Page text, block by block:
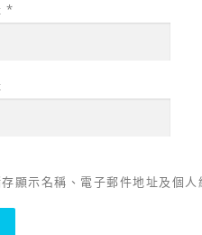
*
顯示名稱、電子郵件地址及個